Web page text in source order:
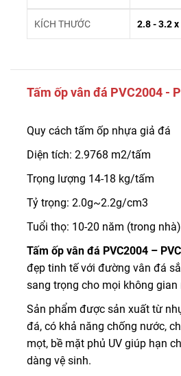
KÍCH THƯỚC 2.8 - 3.2
Tấm ốp vân đá PVC2004 -
Quy cách tấm ốp nhựa giả đá
Diện tích: 2.9768 m2/tấm
Trọng lượng 14-18 kg/tấm
Tỷ trọng: 2.0g~2.2g/cm3
Tuổi thọ: 10-20 năm (trong nhà)
Tấm ốp vân đá PVC2004 –
đẹp tinh tế với đường vân đá
sang trọng cho mọi không gian
Sản phẩm được sản xuất từ
đá, có khả năng chống nước,
mọt, bề mặt phủ UV giúp hạn
dàng vệ sinh.